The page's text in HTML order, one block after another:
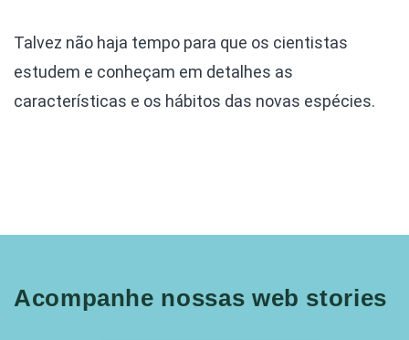
Talvez não haja tempo para que os cientistas
estudem e conheçam em detalhes as
características e os hábitos das novas espécies.
Acompanhe nossas web stories